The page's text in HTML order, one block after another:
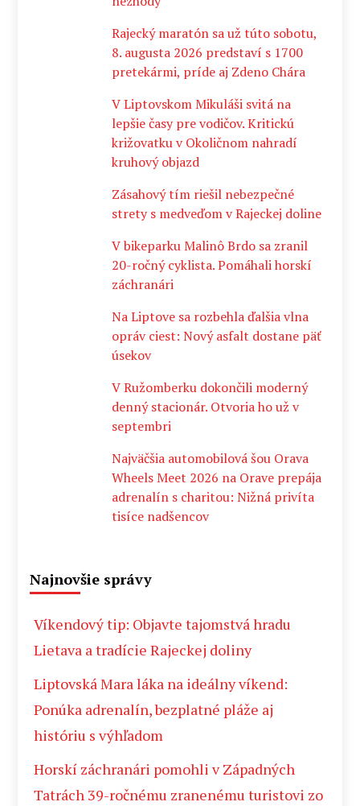
Rajecký maratón sa už túto sobotu,
8. augusta 2026 predstaví s 1700
pretekármi, príde aj Zdeno Chára
V Liptovskom Mikuláši svitá na
lepšie časy pre vodičov. Kritickú
križovatku v Okoličnom nahradí
kruhový objazd
Zásahový tím riešil nebezpečné
strety s medveďom v Rajeckej doline
V bikeparku Malinô Brdo sa zranil
20-ročný cyklista. Pomáhali horskí
záchranári
Na Liptove sa rozbehla ďalšia vlna
opráv ciest: Nový asfalt dostane päť
úsekov
V Ružomberku dokončili moderný
denný stacionár. Otvoria ho už v
septembri
Najväčšia automobilová šou Orava
Wheels Meet 2026 na Orave prepája
adrenalín s charitou: Nižná privíta
tisíce nadšencov
Najnovšie správy
Víkendový tip: Objavte tajomstvá hradu
Lietava a tradície Rajeckej doliny
Liptovská Mara láka na ideálny víkend:
Ponúka adrenalín, bezplatné pláže aj
históriu s výhľadom
Horskí záchranári pomohli v Západných
Tatrách 39-ročnému zranenému turistovi zo